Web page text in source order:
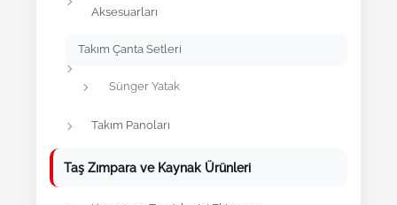
Aksesuarları
Takım Çanta Setleri
Sünger Yatak
Takım Panoları
Taş Zımpara ve Kaynak Ürünleri